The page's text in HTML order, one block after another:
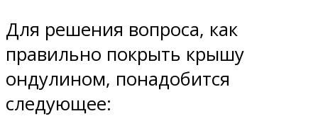
Для решения вопроса, как
правильно покрыть крышу
ондулином, понадобится
следующее: